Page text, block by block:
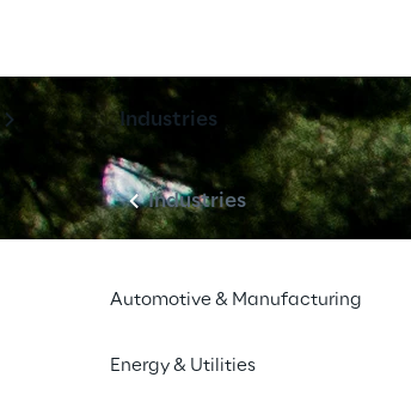
Industries
Industries
Automotive & Manufacturing
Energy & Utilities